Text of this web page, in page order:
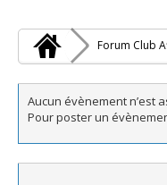
Forum Club
Aucun évènement n’est
Pour poster un